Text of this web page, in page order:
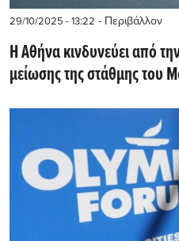
29/10/2025 - 13:22 - Περιβάλλον
Η Αθήνα κινδυνεύει από
μείωσης της στάθμης του